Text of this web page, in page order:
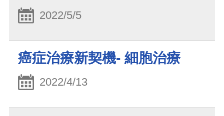
2022/5/5
癌症治療新契機- 細胞治療
2022/4/13